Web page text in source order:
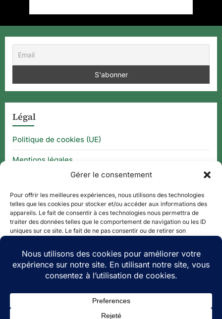
Gérer le consentement
Pour offrir les meilleures expériences, nous utilisons des technologies
telles que les cookies pour stocker et/ou accéder aux informations des
appareils. Le fait de consentir à ces technologies nous permettra de
traiter des données telles que le comportement de navigation ou les ID
uniques sur ce site. Le fait de ne pas consentir ou de retirer son
Accepter
Refuser
Légal
Politique de cookies (UE)
Mentions légales
Thématique
QUE FAIRE À ?